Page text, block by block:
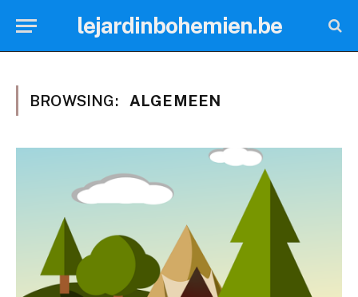
lejardinbohemien.be
BROWSING: ALGEMEEN